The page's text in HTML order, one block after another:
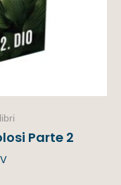
Parte 2